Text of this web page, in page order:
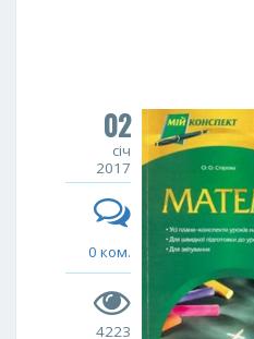
02
січ
2017
0 ком.
4223